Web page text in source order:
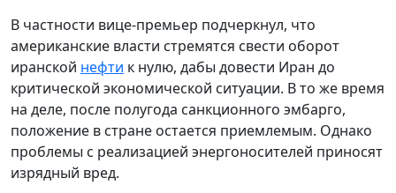
В частности вице-премьер подчеркнул, что
американские власти стремятся свести оборот
иранской нефти к нулю, дабы довести Иран до
критической экономической ситуации. В то же время
на деле, после полугода санкционного эмбарго,
положение в стране остается приемлемым. Однако
проблемы с реализацией энергоносителей приносят
изрядный вред.